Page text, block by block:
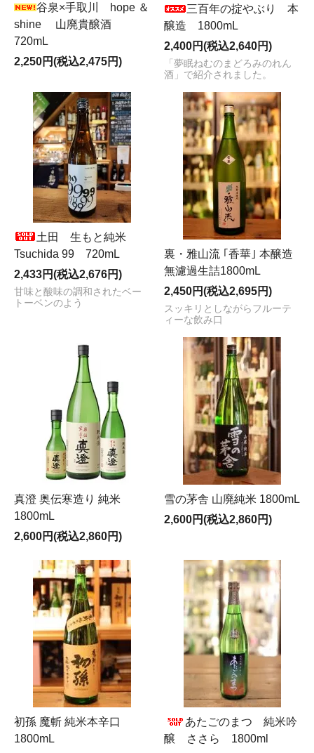
谷泉×手取川 hope ＆
shine 山廃貴醸酒
720mL
2,250円(税込2,475円)
三百年の掟やぶり 本
醸造 1800mL
2,400円(税込2,640円)
「夢眠ねむのまどろみのれん
酒」で紹介されました。
土田 生もと純米
Tsuchida 99 720mL
2,433円(税込2,676円)
甘味と酸味の調和されたベー
トーベンのよう
裏・雅山流 ｢香華｣ 本醸造
無濾過生詰1800mL
2,450円(税込2,695円)
スッキリとしながらフルーテ
ィーな飲み口
真澄 奥伝寒造り 純米
1800mL
2,600円(税込2,860円)
雪の茅舎 山廃純米 1800mL
2,600円(税込2,860円)
初孫 魔斬 純米本辛口
1800mL
あたごのまつ 純米吟
醸 ささら 1800ml